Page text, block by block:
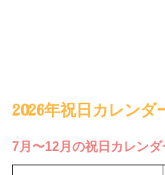
2026年祝日カレンダ
7月〜12月の祝日カレンダ